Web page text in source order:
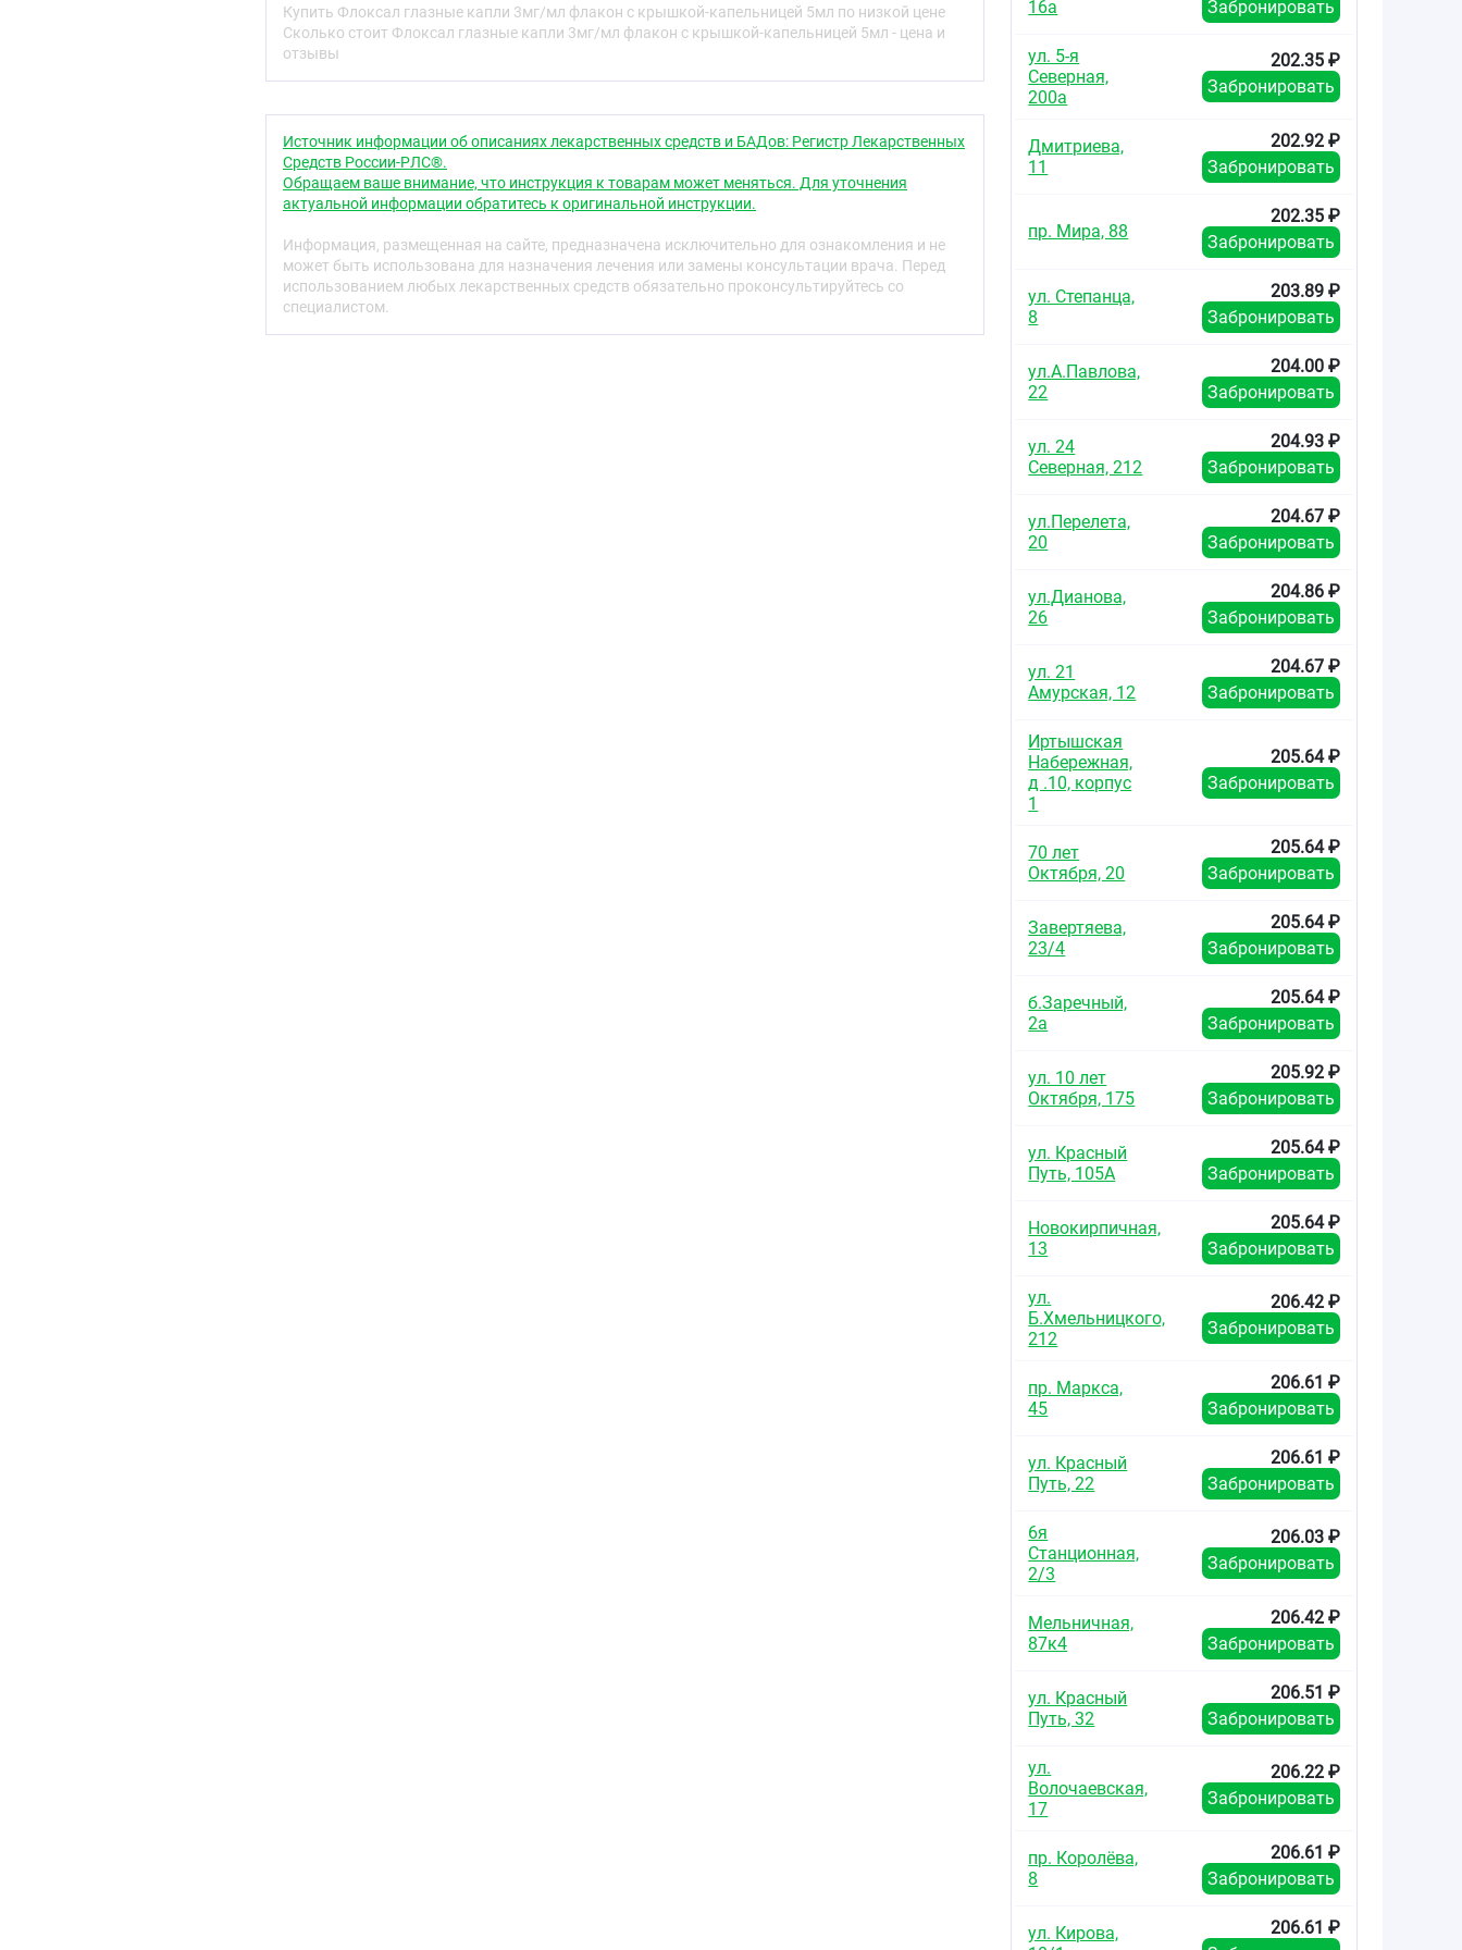
Serratia spp, Citrobacter spp, Yersinia spp, Providencia spp, Haemopilus influenzae,
Neisseria gonorrhoeae, Neisseria menigitidis, Mycoplasma spp, Legionella pneumophila,
Acinetobacter spp, Chlamydia spp.
в частности Staphylococcus spp., Streptococcus spp.
Умеренно чувствительны к офлоксацину Enterococcus faecalis, Streptococcus
pneumoniae, Pseudomonas spp.
Офлоксацин действует на микроорганизмы, продуцирующие бета-лактамазу.
К препарату не чувствительны анаэробные бактерии (кроме В. Urealiticus).
Фармакокинетика
Купить Флоксал глазные капли 3мг/мл флакон с крышкой-капельницей 5мл по низкой цене
Сколько стоит Флоксал глазные капли 3мг/мл флакон с крышкой-капельницей 5мл - цена и
отзывы
Источник информации об описаниях лекарственных средств и БАДов: Регистр Лекарственных
Средств России-РЛС®.
Обращаем ваше внимание, что инструкция к товарам может меняться. Для уточнения
актуальной информации обратитесь к оригинальной инструкции.
Информация, размещенная на сайте, предназначена исключительно для ознакомления и не
может быть использована для назначения лечения или замены консультации врача. Перед
использованием любых лекарственных средств обязательно проконсультируйтесь со
специалистом.
16а
Забронировать
ул. 5-я
Северная,
200а
202.35 ₽
Забронировать
Дмитриева,
11
202.92 ₽
Забронировать
пр. Мира, 88
202.35 ₽
Забронировать
ул. Степанца,
8
203.89 ₽
Забронировать
ул.А.Павлова,
22
204.00 ₽
Забронировать
ул. 24
Северная, 212
204.93 ₽
Забронировать
ул.Перелета,
20
204.67 ₽
Забронировать
ул.Дианова,
26
204.86 ₽
Забронировать
ул. 21
Амурская, 12
204.67 ₽
Забронировать
Иртышская
Набережная,
д .10, корпус
1
205.64 ₽
Забронировать
70 лет
Октября, 20
205.64 ₽
Забронировать
Завертяева,
23/4
205.64 ₽
Забронировать
б.Заречный,
2а
205.64 ₽
Забронировать
ул. 10 лет
Октября, 175
205.92 ₽
Забронировать
ул. Красный
Путь, 105А
205.64 ₽
Забронировать
Новокирпичная,
13
205.64 ₽
Забронировать
ул.
Б.Хмельницкого,
212
206.42 ₽
Забронировать
пр. Маркса,
45
206.61 ₽
Забронировать
ул. Красный
Путь, 22
206.61 ₽
Забронировать
6я
Станционная,
2/3
206.03 ₽
Забронировать
Мельничная,
87к4
206.42 ₽
Забронировать
ул. Красный
Путь, 32
206.51 ₽
Забронировать
ул.
Волочаевская,
17
206.22 ₽
Забронировать
пр. Королёва,
8
206.61 ₽
Забронировать
ул. Кирова,
206.61 ₽